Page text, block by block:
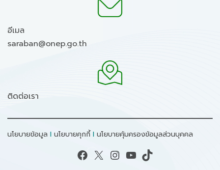
อีเมล
saraban@onep.go.th
ติดต่อเรา
นโยบายข้อมูล I นโยบายคุกกี้ I นโยบายคุ้มครองข้อมูลส่วนบุคคล
Facebook X Instagram YouTube TikTok